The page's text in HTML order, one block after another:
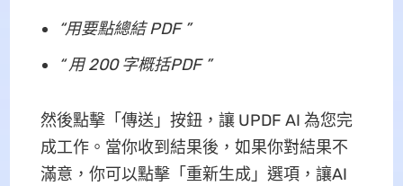
“用要點總結 PDF ”
“用 200 字概括PDF ”
然後點擊「傳送」按鈕，讓 UPDF AI 為您完
成工作。當你收到結果後，如果你對結果不
滿意，你可以點擊「重新生成」選項，讓AI